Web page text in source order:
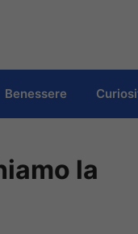
Benessere
la